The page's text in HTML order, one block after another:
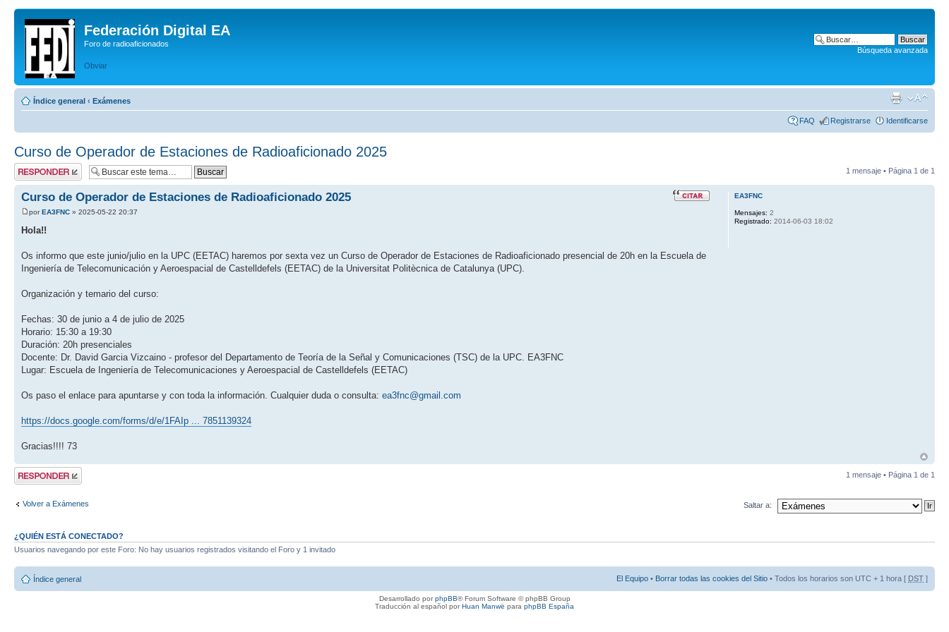
Federación Digital EA
Foro de radioaficionados
Obviar
Búsqueda avanzada
Índice general ‹ Exámenes
FAQ Registrarse Identificarse
Curso de Operador de Estaciones de Radioaficionado 2025
Publicar una
respuesta
1 mensaje • Página 1 de 1
Curso de Operador de Estaciones de Radioaficionado 2025
porEA3FNC » 2025-05-22 20:37
Hola!!
Os informo que este junio/julio en la UPC (EETAC) haremos por sexta vez un Curso de Operador de Estaciones de Radioaficionado presencial de 20h en la Escuela de
Ingeniería de Telecomunicación y Aeroespacial de Castelldefels (EETAC) de la Universitat Politècnica de Catalunya (UPC).
Organización y temario del curso:
Fechas: 30 de junio a 4 de julio de 2025
Horario: 15:30 a 19:30
Duración: 20h presenciales
Docente: Dr. David Garcia Vizcaino - profesor del Departamento de Teoría de la Señal y Comunicaciones (TSC) de la UPC. EA3FNC
Lugar: Escuela de Ingeniería de Telecomunicaciones y Aeroespacial de Castelldefels (EETAC)
Os paso el enlace para apuntarse y con toda la información. Cualquier duda o consulta: ea3fnc@gmail.com
https://docs.google.com/forms/d/e/1FAIp ... 7851139324
Gracias!!!! 73
EA3FNC
Mensajes: 2
Registrado: 2014-06-03 18:02
Publicar una
respuesta
1 mensaje • Página 1 de 1
Volver a Exámenes Saltar a:
¿QUIÉN ESTÁ CONECTADO?
Usuarios navegando por este Foro: No hay usuarios registrados visitando el Foro y 1 invitado
Índice general El Equipo • Borrar todas las cookies del Sitio • Todos los horarios son UTC + 1 hora [ DST ]
Desarrollado porphpBB® Forum Software © phpBB Group
Traducción al español porHuan Manwë para phpBB España